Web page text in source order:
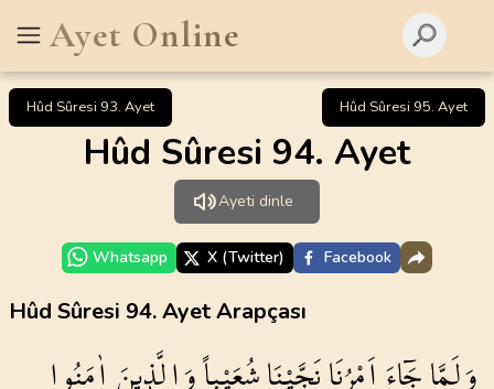
Ayet Online
Hûd Sûresi 93. Ayet Hûd Sûresi 95. Ayet
Hûd Sûresi 94. Ayet
Ayeti dinle
Whatsapp X (Twitter) Facebook
Hûd Sûresi 94. Ayet Arapçası
وَلَمَّاجَٓاءَاَمْرُنَانَجَّيْنَاشُعَيْباًوَالَّذ۪ينَاٰمَنُوا